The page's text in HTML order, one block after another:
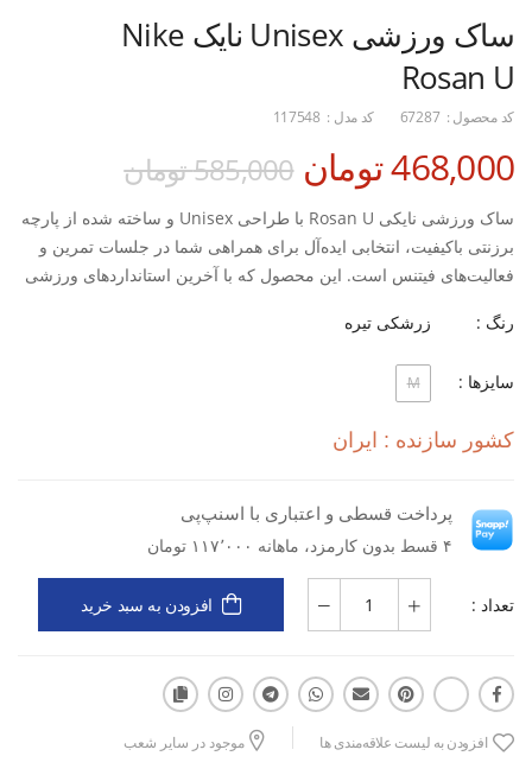
ساک ورزشی Unisex نایک Nike
Rosan U
کد محصول : 67287 کد مدل : 117548
468,000 تومان 585,000 تومان
ساک ورزشی نایکی Rosan U با طراحی Unisex و ساخته شده از پارچه
برزنتی باکیفیت، انتخابی ایده‌آل برای همراهی شما در جلسات تمرین و
فعالیت‌های فیتنس است. این محصول که با آخرین استانداردهای ورزشی
ویژگی‌های کلیدی:
جنس برزنتی مقاوم: ضد پارگی و ضد آب برای استفاده طولانی مدت
سیستم تهویه هوشمند: جلوگیری از ایجاد بوی نامطبوع
محفظه اصلی جادار
جیب های متعدد برای وسایل کوچک
بخش جداگانه برای کفش با تهویه مناسب
حمل وسایل به باشگاه و محل تمرین
همراهی در مسافرت‌های ورزشی
رنگ : زرشکی تیره
سایزها : M
کشور سازنده : ایران
پرداخت قسطی و اعتباری با اسنپ‌پی
۴ قسط بدون کارمزد، ماهانه ۱۱۷٬۰۰۰ تومان
تعداد : افزودن به سبد خرید
افزودن به لیست علاقه‌مندی ها موجود در سایر شعب